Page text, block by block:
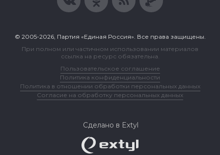
© 2005-2026, Партия «Единая Россия». Все права защищены.
При полном или частичном использовании материалов
ссылка на ресурс обязательна.
Пользовательское соглашение
Политика конфиденциальности
Политика в отношении обработки персональных данных
Согласие на обработку персональных данных
Сделано в Extyl